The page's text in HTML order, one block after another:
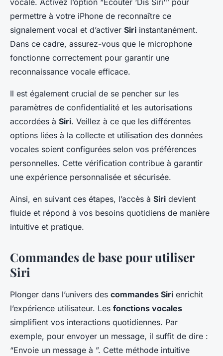
vocale. Activez l’option “Écouter ‘Dis Siri'” pour
permettre à votre iPhone de reconnaître ce
signalement vocal et d’activer Siri instantanément.
Dans ce cadre, assurez-vous que le microphone
fonctionne correctement pour garantir une
reconnaissance vocale efficace.
Il est également crucial de se pencher sur les
paramètres de confidentialité et les autorisations
accordées à Siri. Veillez à ce que les différentes
options liées à la collecte et utilisation des données
vocales soient configurées selon vos préférences
personnelles. Cette vérification contribue à garantir
une expérience personnalisée et sécurisée.
Ainsi, en suivant ces étapes, l’accès à Siri devient
fluide et répond à vos besoins quotidiens de manière
intuitive et pratique.
Commandes de base pour utiliser
Siri
Plonger dans l’univers des commandes Siri enrichit
l’expérience utilisateur. Les fonctions vocales
simplifient vos interactions quotidiennes. Par
exemple, pour envoyer un message, il suffit de dire :
“Envoie un message à ”. Cette méthode intuitive